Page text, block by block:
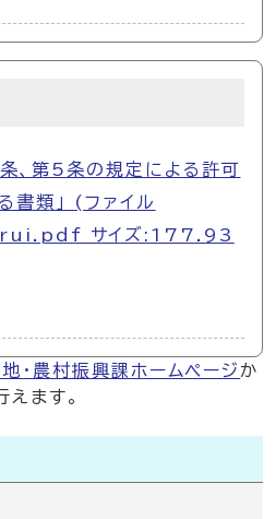
条、第5条の規定による許可
書類」 (ファイル
サイズ:177.93
・農村振興課ホームページ か
ます。